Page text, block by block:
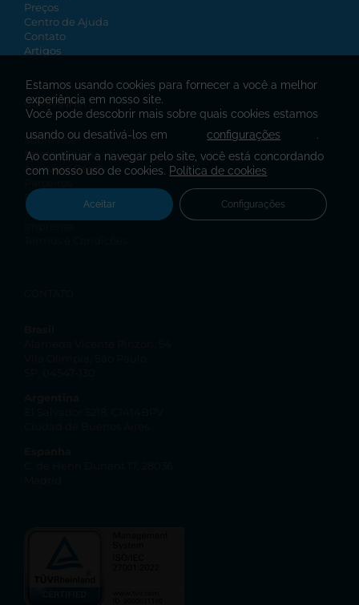
Preços
Centro de Ajuda
Contato
Artigos
COMPANHIA
Sobre nós
Nossa cultura
Auravant Ready
Developers
Trabalhe Conosco
Estamos usando cookies para fornecer a você a melhor
experiência em nosso site.
Você pode descobrir mais sobre quais cookies estamos
usando ou desativá-los em
configurações
.
Ao continuar a navegar pelo site, você está concordando
com nosso uso de cookies. Política de cookies
Aceitar Configurações